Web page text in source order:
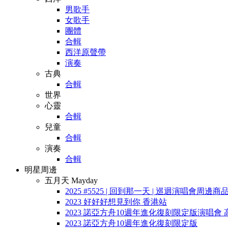
男歌手
女歌手
團體
合輯
西洋原聲帶
演奏
古典
合輯
世界
心靈
合輯
兒童
合輯
演奏
合輯
明星周邊
五月天 Mayday
2025 #5525 | 回到那一天 | 巡迴演唱會周邊商品
2023 好好好想見到你 香港站
2023 諾亞方舟10週年進化復刻限定版演唱會
2023 諾亞方舟10週年進化復刻限定版